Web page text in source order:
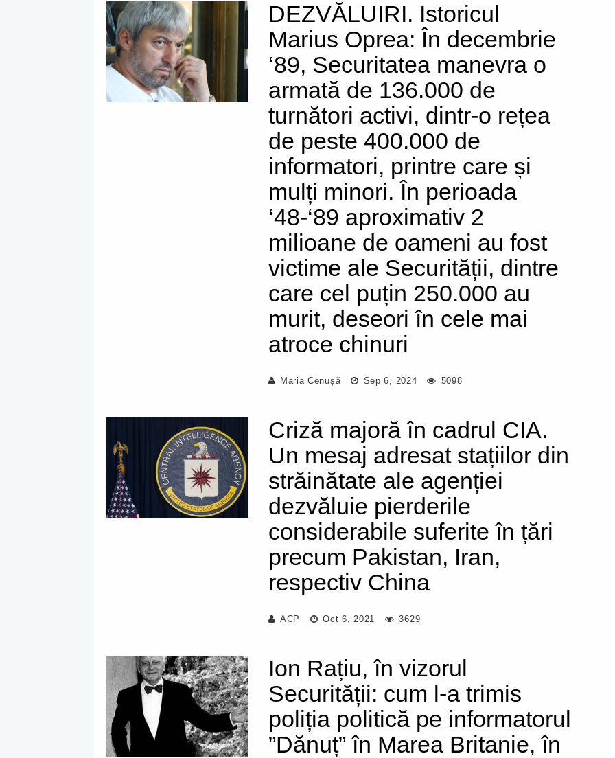
DEZVĂLUIRI. Istoricul
Marius Oprea: În decembrie
‘89, Securitatea manevra o
armată de 136.000 de
turnători activi, dintr-o rețea
de peste 400.000 de
informatori, printre care și
mulți minori. În perioada
‘48-‘89 aproximativ 2
milioane de oameni au fost
victime ale Securității, dintre
care cel puțin 250.000 au
murit, deseori în cele mai
atroce chinuri
Maria Cenușă Sep 6, 2024 5098
Criză majoră în cadrul CIA.
Un mesaj adresat stațiilor din
străinătate ale agenției
dezvăluie pierderile
considerabile suferite în țări
precum Pakistan, Iran,
respectiv China
ACP Oct 6, 2021 3629
Ion Rațiu, în vizorul
Securității: cum l-a trimis
poliția politică pe informatorul
”Dănuț” în Marea Britanie, în